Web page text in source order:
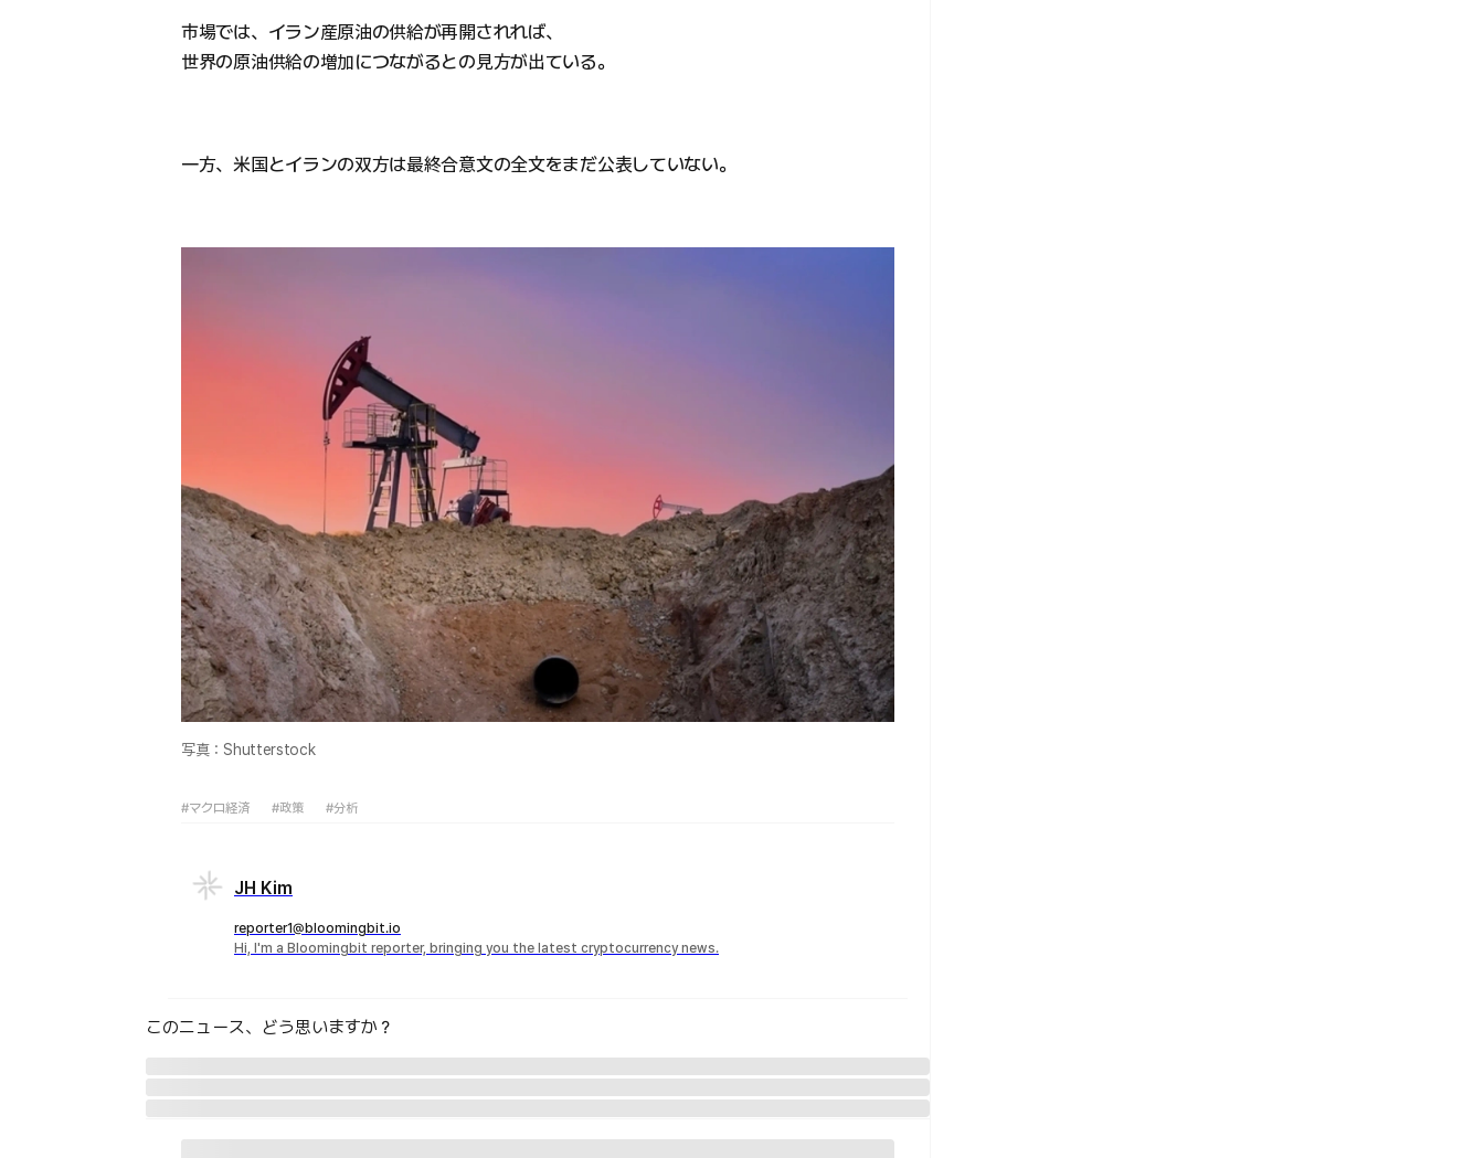
市場では、イラン産原油の供給が再開されれば、
世界の原油供給の増加につながるとの見方が出ている。
一方、米国とイランの双方は最終合意文の全文をまだ公表していない。
写真：Shutterstock
#マクロ経済 #政策 #分析
JH Kim
reporter1@bloomingbit.io
Hi, I'm a Bloomingbit reporter, bringing you the latest cryptocurrency news.
このニュース、どう思いますか？